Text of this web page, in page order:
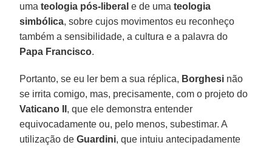
umateologia pós-liberal e de umateologia
simbólica, sobre cujos movimentos eu reconheço
também a sensibilidade, a cultura e a palavra do
Papa Francisco.
Portanto, se eu ler bem a sua réplica, Borghesi não
se irrita comigo, mas, precisamente, com o projeto do
Vaticano II , que ele demonstra entender
equivocadamente ou, pelo menos, subestimar. A
utilização deGuardini, que intuiu antecipadamente